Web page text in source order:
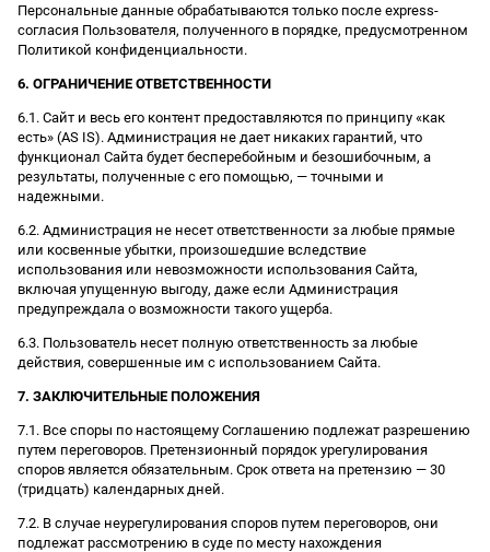
Персональные данные обрабатываются только после express-
согласия Пользователя, полученного в порядке, предусмотренном
Политикой конфиденциальности.
6. ОГРАНИЧЕНИЕ ОТВЕТСТВЕННОСТИ
6.1. Сайт и весь его контент предоставляются по принципу «как
есть» (AS IS). Администрация не дает никаких гарантий, что
функционал Сайта будет бесперебойным и безошибочным, а
результаты, полученные с его помощью, — точными и
надежными.
6.2. Администрация не несет ответственности за любые прямые
или косвенные убытки, произошедшие вследствие
использования или невозможности использования Сайта,
включая упущенную выгоду, даже если Администрация
предупреждала о возможности такого ущерба.
6.3. Пользователь несет полную ответственность за любые
действия, совершенные им с использованием Сайта.
7. ЗАКЛЮЧИТЕЛЬНЫЕ ПОЛОЖЕНИЯ
7.1. Все споры по настоящему Соглашению подлежат разрешению
путем переговоров. Претензионный порядок урегулирования
споров является обязательным. Срок ответа на претензию — 30
(тридцать) календарных дней.
7.2. В случае неурегулирования споров путем переговоров, они
подлежат рассмотрению в суде по месту нахождения